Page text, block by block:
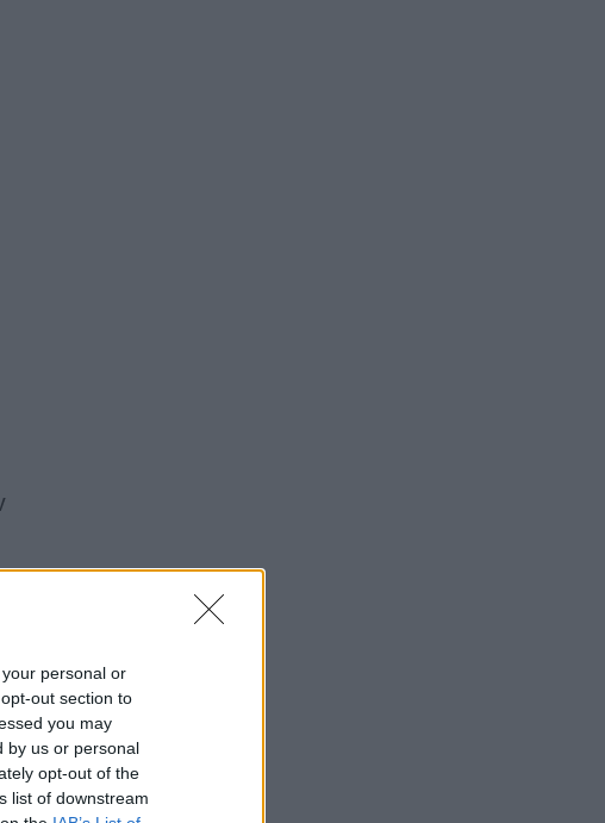
personal or
out section to
you may
by us or personal
opt-out of the
list of downstream